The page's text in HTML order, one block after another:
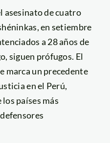
asesinato de cuatro
en setiembre
a 28 años de
siguen prófugos. El
marca un precedente
en el Perú,
países más